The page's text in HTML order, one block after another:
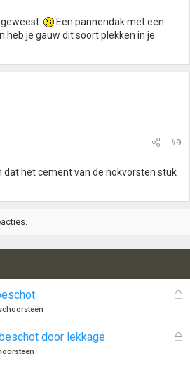
Een pannendak met een
heb je gauw dit soort plekken in je
#9
dat het cement van de nokvorsten stuk
G
G
door lekkage